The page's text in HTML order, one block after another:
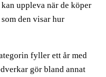
uppleva när de köper
den visar hur
fyller ett år med
gör bland annat